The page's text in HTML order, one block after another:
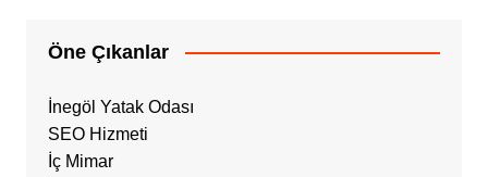
Öne Çıkanlar
İnegöl Yatak Odası
SEO Hizmeti
İç Mimar